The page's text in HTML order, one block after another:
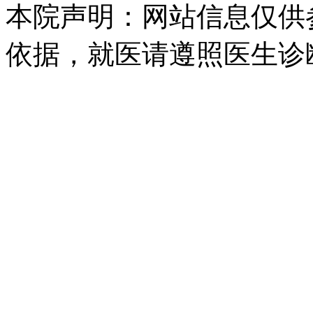
本院声明：网站信息仅
依据，就医请遵照医生诊